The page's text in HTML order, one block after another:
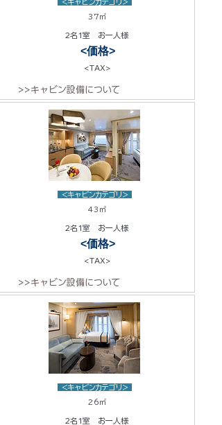
<キャビンカテゴリ>
37㎡
2名1室 お一人様
<価格>
<TAX>
>>キャビン設備について
<キャビンカテゴリ>
43㎡
2名1室 お一人様
<価格>
<TAX>
>>キャビン設備について
<キャビンカテゴリ>
26㎡
2名1室 お一人様